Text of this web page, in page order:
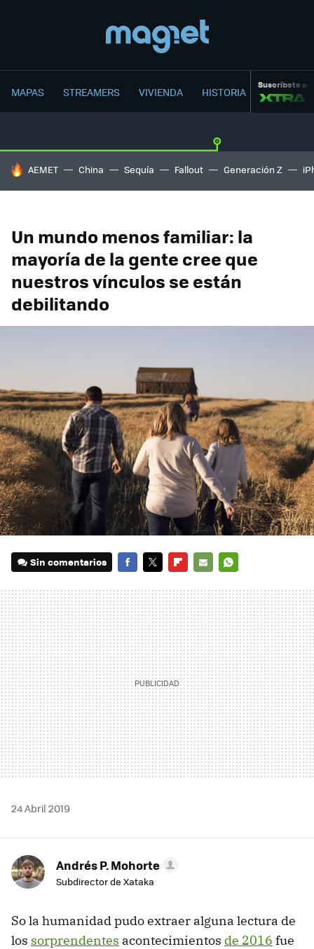
MAPAS STREAMERS VIVIENDA HISTORIA Suscríbete a
HOY SE HABLA DE
AEMET China Sequía Fallout Generación Z
Un mundo menos familiar: la
mayoría de la gente cree que
nuestros vínculos se están
debilitando
Sin comentarios
MAIL
24 Abril 2019
Andrés P. Mohorte
Subdirector de Xataka
So la humanidad pudo extraer alguna lectura de
los sorprendentes acontecimientos de 2016 fue